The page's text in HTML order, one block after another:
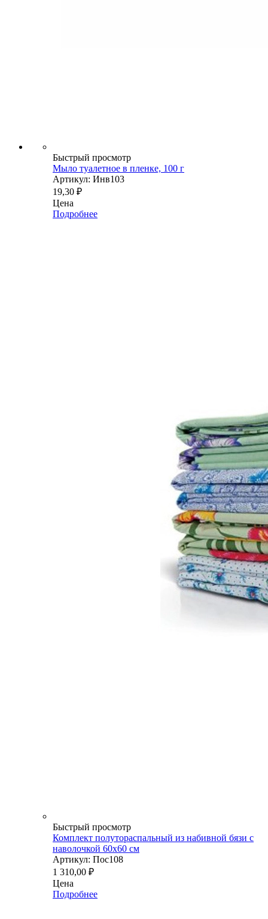
Быстрый просмотр
Мыло туалетное в пленке, 100 г
Артикул: Инв103
19,30 ₽
Цена
Подробнее
Быстрый просмотр
Комплект полутораспальный из набивной бязи с
наволочкой 60х60 см
Артикул: Пос108
1 310,00 ₽
Цена
Подробнее